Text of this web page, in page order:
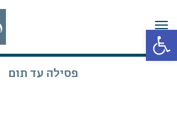
פתח סרגל נגישות
תפריט
פסילה עד תום